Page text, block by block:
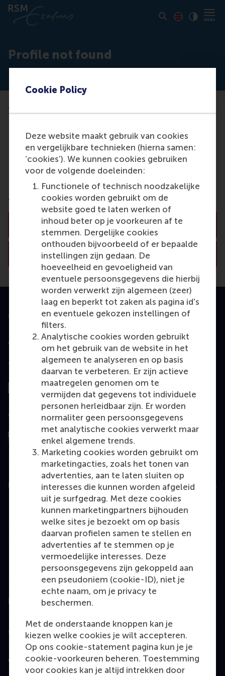
Cookie Policy
Deze website maakt gebruik van cookies
en vergelijkbare technieken (hierna samen:
‘cookies’). We kunnen cookies gebruiken
voor de volgende doeleinden:
Functionele of technisch noodzakelijke
cookies worden gebruikt om de
website goed te laten werken of
inhoud beter op je voorkeuren af te
stemmen. Dergelijke cookies
onthouden bijvoorbeeld of er bepaalde
instellingen zijn gedaan. De
hoeveelheid en gevoeligheid van
eventuele persoonsgegevens die hierbij
worden verwerkt zijn algemeen (zeer)
laag en beperkt tot zaken als pagina id's
en eventuele gekozen instellingen of
filters.
Analytische cookies worden gebruikt
om het gebruik van de website in het
algemeen te analyseren en op basis
daarvan te verbeteren. Er zijn actieve
maatregelen genomen om te
vermijden dat gegevens tot individuele
personen herleidbaar zijn. Er worden
normaliter geen persoonsgegevens
met analytische cookies verwerkt maar
enkel algemene trends.
Marketing cookies worden gebruikt om
marketingacties, zoals het tonen van
advertenties, aan te laten sluiten op
interesses die kunnen worden afgeleid
uit je surfgedrag. Met deze cookies
kunnen marketingpartners bijhouden
welke sites je bezoekt om op basis
daarvan profielen samen te stellen en
advertenties af te stemmen op je
vermoedelijke interesses. Deze
persoonsgegevens zijn gekoppeld aan
een pseudoniem (cookie-ID), niet je
echte naam, om je privacy te
beschermen.
Met de onderstaande knoppen kan je
kiezen welke cookies je wilt accepteren.
Op ons cookie-statement pagina kun je je
cookie-voorkeuren beheren. Toestemming
voor cookies kan je altijd intrekken door
Profile not found
This profile does not exist (anymore)
It could be that:
the person you are looking for no longer works
at RSM or they no longer have a public profile
there might be a typo in the URL
the data is temporarily unavailable
You may want to try one of the below options:
View all RSM faculty
View RSM’s academic departments
Geaccrediteerd door
Top gerangschikt
Geëvalueerd door
Education
Bachelor
Executive Education
Programme finder
Information for
Contact
Volg ons